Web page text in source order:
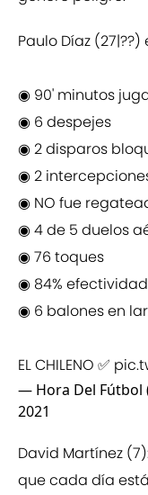
Paulo Díaz
◉ 90' minutos
◉ 6 despejes
◉ 2 disparos
◉ 2
◉ NO fue
◉ 4 de 5 duelos
◉ 76 toques
◉ 84%
◉ 6 balones en
EL CHILENO ✅
— Hora Del Fútbol
2021
David Martínez
que cada día